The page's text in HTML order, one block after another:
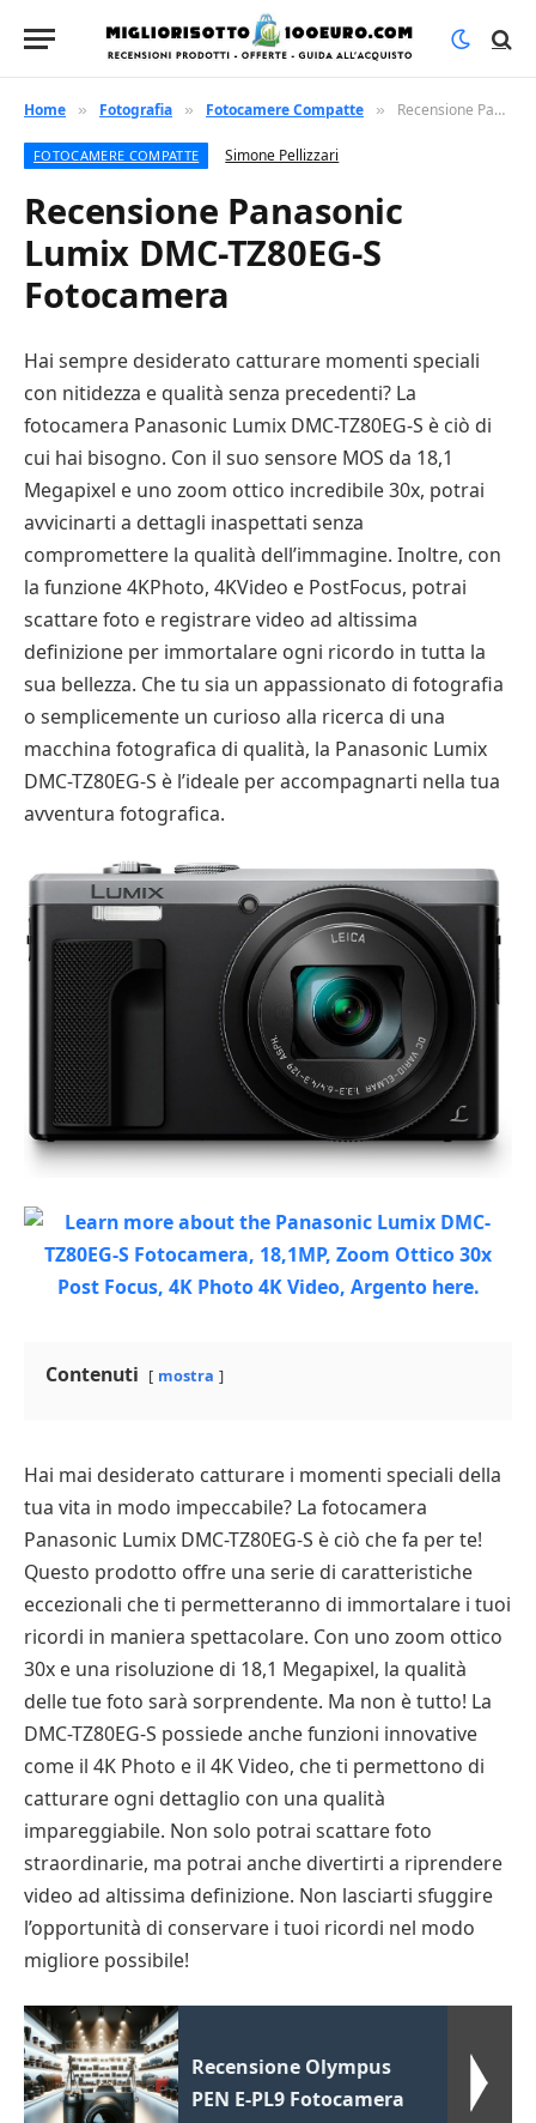
Home » Fotografia » Fotocamere Compatte » Recensione Panasonic Lumix DMC-TZ80EG-S Fotocamera
FOTOCAMERE COMPATTE Simone Pellizzari
Recensione Panasonic
Lumix DMC-TZ80EG-S
Fotocamera
Hai sempre desiderato catturare momenti speciali
con nitidezza e qualità senza precedenti? La
fotocamera Panasonic Lumix DMC-TZ80EG-S è ciò di
cui hai bisogno. Con il suo sensore MOS da 18,1
Megapixel e uno zoom ottico incredibile 30x, potrai
avvicinarti a dettagli inaspettati senza
compromettere la qualità dell’immagine. Inoltre, con
la funzione 4KPhoto, 4KVideo e PostFocus, potrai
scattare foto e registrare video ad altissima
definizione per immortalare ogni ricordo in tutta la
sua bellezza. Che tu sia un appassionato di fotografia
o semplicemente un curioso alla ricerca di una
macchina fotografica di qualità, la Panasonic Lumix
DMC-TZ80EG-S è l’ideale per accompagnarti nella tua
avventura fotografica.
Contenuti mostra
Hai mai desiderato catturare i momenti speciali della
tua vita in modo impeccabile? La fotocamera
Panasonic Lumix DMC-TZ80EG-S è ciò che fa per te!
Questo prodotto offre una serie di caratteristiche
eccezionali che ti permetteranno di immortalare i tuoi
ricordi in maniera spettacolare. Con uno zoom ottico
30x e una risoluzione di 18,1 Megapixel, la qualità
delle tue foto sarà sorprendente. Ma non è tutto! La
DMC-TZ80EG-S possiede anche funzioni innovative
come il 4K Photo e il 4K Video, che ti permettono di
catturare ogni dettaglio con una qualità
impareggiabile. Non solo potrai scattare foto
straordinarie, ma potrai anche divertirti a riprendere
video ad altissima definizione. Non lasciarti sfuggire
l’opportunità di conservare i tuoi ricordi nel modo
migliore possibile!
Recensione Olympus
PEN E-PL9 Fotocamera